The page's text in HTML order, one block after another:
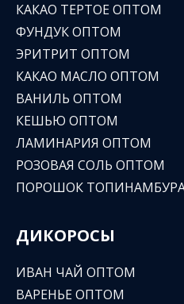
КАКАО ТЕРТОЕ ОПТОМ
ФУНДУК ОПТОМ
ЭРИТРИТ ОПТОМ
КАКАО МАСЛО ОПТОМ
ВАНИЛЬ ОПТОМ
КЕШЬЮ ОПТОМ
ЛАМИНАРИЯ ОПТОМ
РОЗОВАЯ СОЛЬ ОПТОМ
ПОРОШОК
ДИКОРОСЫ
ИВАН ЧАЙ ОПТОМ
ВАРЕНЬЕ ОПТОМ